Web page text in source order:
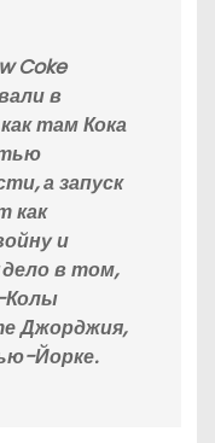
Coke
в
там Кока
а запуск
как
и
в том,
Колы
Джорджия,
Йорке.